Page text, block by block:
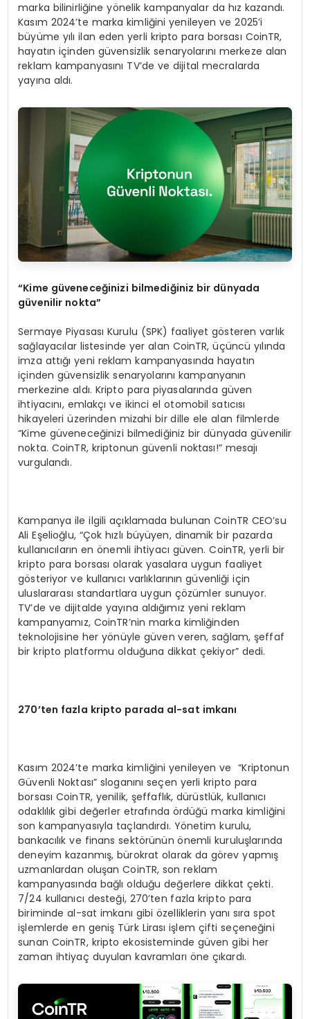
marka bilinirliğine yönelik kampanyalar da hız kazandı.
Kasım 2024’te marka kimliğini yenileyen ve 2025’i
büyüme yılı ilan eden yerli kripto para borsası CoinTR,
hayatın içinden güvensizlik senaryolarını merkeze alan
reklam kampanyasını TV’de ve dijital mecralarda
yayına aldı.
“Kime güveneceğinizi bilmediğiniz bir dünyada
güvenilir nokta”
Sermaye Piyasası Kurulu (SPK) faaliyet gösteren varlık
sağlayacılar listesinde yer alan CoinTR, üçüncü yılında
imza attığı yeni reklam kampanyasında hayatın
içinden güvensizlik senaryolarını kampanyanın
merkezine aldı. Kripto para piyasalarında güven
ihtiyacını, emlakçı ve ikinci el otomobil satıcısı
hikayeleri üzerinden mizahi bir dille ele alan filmlerde
“Kime güveneceğinizi bilmediğiniz bir dünyada güvenilir
nokta. CoinTR, kriptonun güvenli noktası!” mesajı
vurgulandı.
Kampanya ile ilgili açıklamada bulunan CoinTR CEO’su
Ali Eşelioğlu, “Çok hızlı büyüyen, dinamik bir pazarda
kullanıcıların en önemli ihtiyacı güven. CoinTR, yerli bir
kripto para borsası olarak yasalara uygun faaliyet
gösteriyor ve kullanıcı varlıklarının güvenliği için
uluslararası standartlara uygun çözümler sunuyor.
TV’de ve dijitalde yayına aldığımız yeni reklam
kampanyamız, CoinTR’nin marka kimliğinden
teknolojisine her yönüyle güven veren, sağlam, şeffaf
bir kripto platformu olduğuna dikkat çekiyor” dedi.
270’ten fazla kripto parada al-sat imkanı
Kasım 2024’te marka kimliğini yenileyen ve “Kriptonun
Güvenli Noktası” sloganını seçen yerli kripto para
borsası CoinTR, yenilik, şeffaflık, dürüstlük, kullanıcı
odaklılık gibi değerler etrafında ördüğü marka kimliğini
son kampanyasıyla taçlandırdı. Yönetim kurulu,
bankacılık ve finans sektörünün önemli kuruluşlarında
deneyim kazanmış, bürokrat olarak da görev yapmış
uzmanlardan oluşan CoinTR, son reklam
kampanyasında bağlı olduğu değerlere dikkat çekti.
7/24 kullanıcı desteği, 270’ten fazla kripto para
biriminde al-sat imkanı gibi özelliklerin yanı sıra spot
işlemlerde en geniş Türk Lirası işlem çifti seçeneğini
sunan CoinTR, kripto ekosisteminde güven gibi her
zaman ihtiyaç duyulan kavramları öne çıkardı.